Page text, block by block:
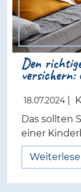
Den
18.07.2024
Das sollten
einer